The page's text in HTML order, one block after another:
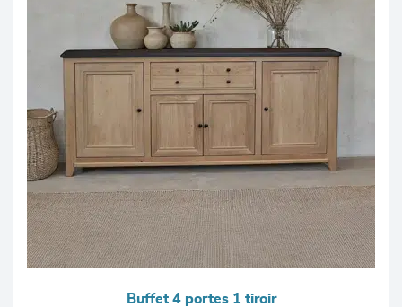
Buffet 4 portes 1 tiroir